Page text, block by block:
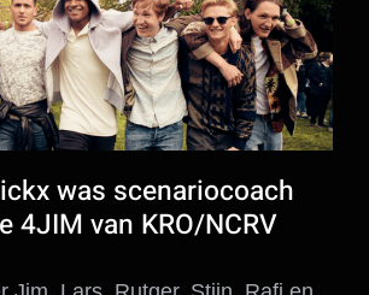
was scenariocoach
4JIM van KRO/NCRV